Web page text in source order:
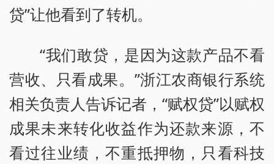
贷”让他看到了转机。
“我们敢贷，是因为这款产品不看
营收、只看成果。”浙江农商银行系统
相关负责人告诉记者，“赋权贷”以赋权
成果未来转化收益作为还款来源，不
看过往业绩，不重抵押物，只看科技